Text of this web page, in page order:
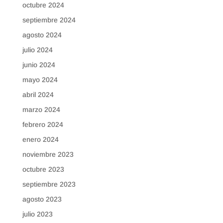
octubre 2024
septiembre 2024
agosto 2024
julio 2024
junio 2024
mayo 2024
abril 2024
marzo 2024
febrero 2024
enero 2024
noviembre 2023
octubre 2023
septiembre 2023
agosto 2023
julio 2023